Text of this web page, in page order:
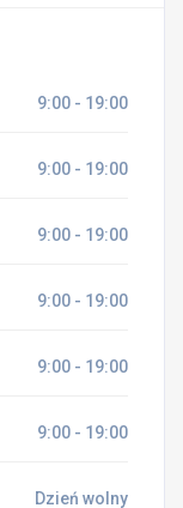
9:00 - 19:00
9:00 - 19:00
9:00 - 19:00
9:00 - 19:00
9:00 - 19:00
9:00 - 19:00
Dzień wolny